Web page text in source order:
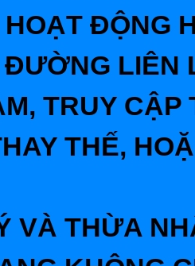
ĐỘNG
LIÊN
TRUY CẬP
THẾ,
VÀ THỪA